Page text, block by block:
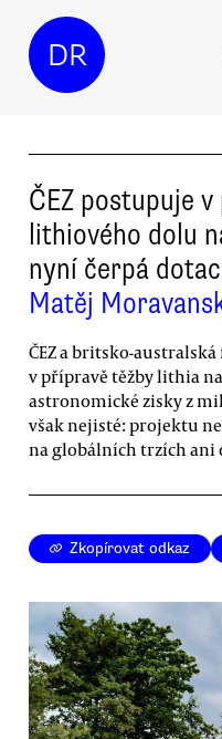
DR
ČEZ postupuje
lithiového dolu
nyní čerpá
Matěj
ČEZ a britsko-
v přípravě těžby lithia
astronomické zisky z
však nejisté: projektu
na globálních trzích ani
Zkopírovat odkaz